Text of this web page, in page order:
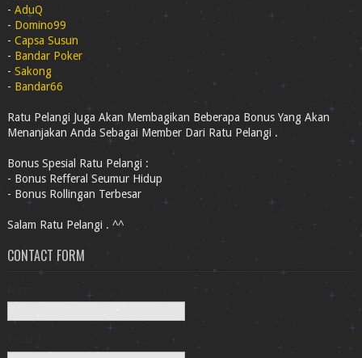
- AduQ
- Domino99
- Capsa Susun
- Bandar Poker
-Sakong
- Bandar66
Ratu Pelangi Juga Akan Membagikan Beberapa Bonus Yang Akan
Menanjakan Anda Sebagai Member Dari Ratu Pelangi .
Bonus Spesial Ratu Pelangi :
- Bonus Refferal Seumur Hidup
- Bonus Rollingan Terbesar
Salam Ratu Pelangi . ^^
CONTACT FORM
Name